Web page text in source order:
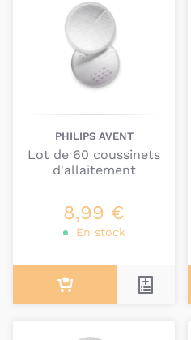
PHILIPS AVENT
Lot de 60 coussinets
d'allaitement
8,99 €
En stock